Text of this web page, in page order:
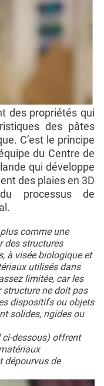
des propriétés qui
des pâtes
C’est le principe
du Centre de
qui développe
des plaies en 3D
processus de
comme une
des structures
à visée biologique et
utilisés dans
limitée, car les
structure ne doit pas
dispositifs ou objets
solides, rigides ou
ci-dessous) offrent
dépourvus de